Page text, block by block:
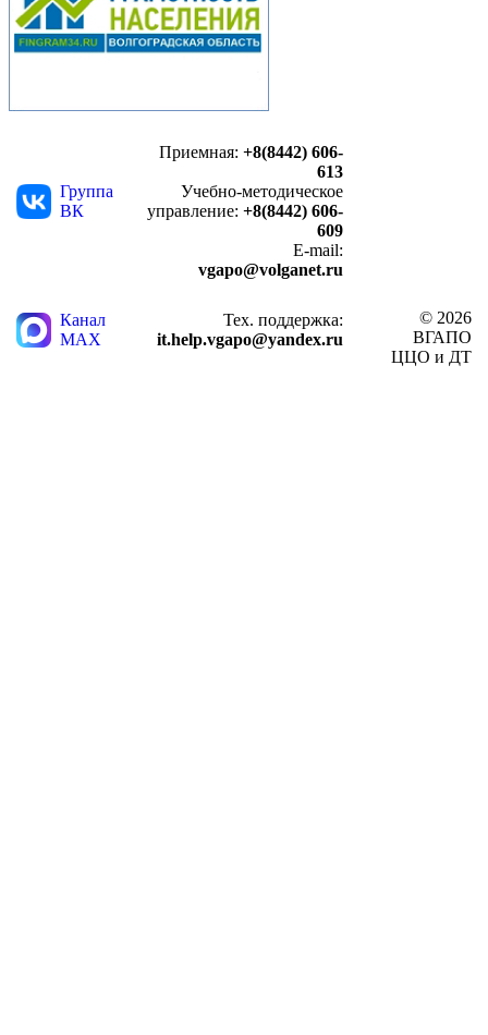
Группа
ВК
Приемная: +8(8442) 606-
613
Учебно-методическое
управление: +8(8442) 606-
609
E-mail:
vgapo@volganet.ru
Канал
MAX
Тех. поддержка:
it.help.vgapo@yandex.ru
© 2026
ВГАПО
ЦЦО и ДТ